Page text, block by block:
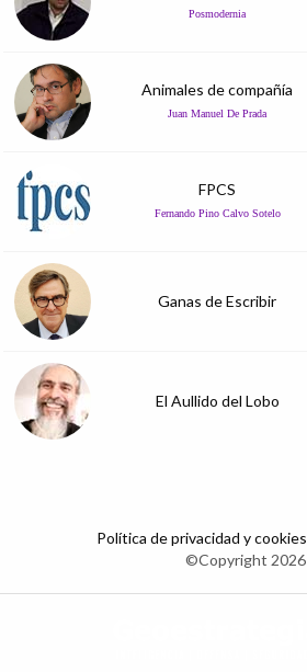
Posmodernia
Animales de compañía
Juan Manuel De Prada
FPCS
Fernando Pino Calvo Sotelo
Ganas de Escribir
El Aullido del Lobo
Política de privacidad y cookies
©Copyright 2026